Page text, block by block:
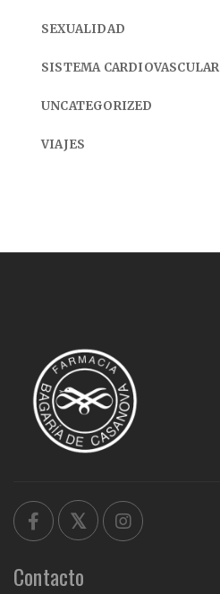
SEXUALIDAD
SISTEMA CARDIOVASCULAR
UNCATEGORIZED
VIAJES
Contacto